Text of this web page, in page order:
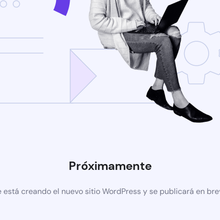
Próximamente
está creando el nuevo sitio WordPress y se publicará en